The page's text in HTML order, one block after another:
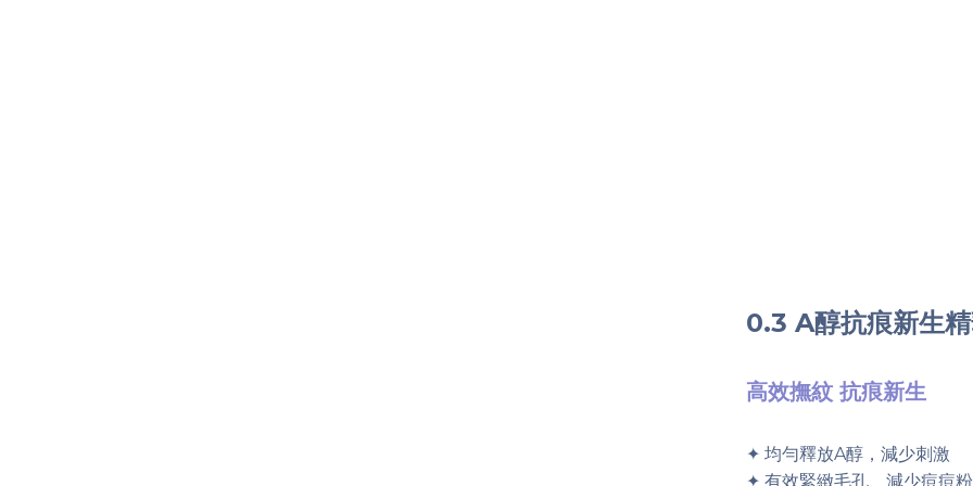
0.3 A醇抗痕新生
高效撫紋 抗痕新生
✦ 均勻釋放A醇，減少刺激
✦ 有效緊緻毛孔、減少痘痘